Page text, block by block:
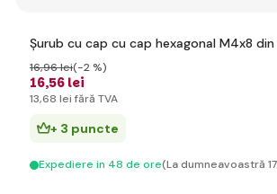
Șurub cu cap cu cap hexagonal M4x8
16,56 lei
16,96 lei(-2 %)
13,68 lei fără TVA
+ 3 puncte
Expediere in 48 de ore(La dumneavoastră